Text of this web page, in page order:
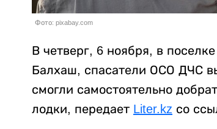
Фото: pixabay.com
В четверг, 6 ноября, в
Балхаш, спасатели ОСО ДЧС
смогли самостоятельно
лодки, передает Liter.kz со